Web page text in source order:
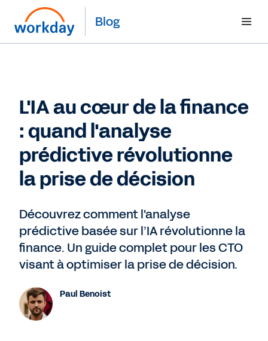
Blog
L'IA au cœur de la finance
: quand l'analyse
prédictive révolutionne
la prise de décision
Découvrez comment l'analyse
prédictive basée sur l’IA révolutionne la
finance. Un guide complet pour les CTO
visant à optimiser la prise de décision.
Paul Benoist